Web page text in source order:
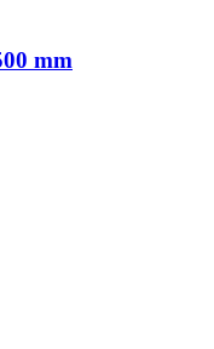
mm